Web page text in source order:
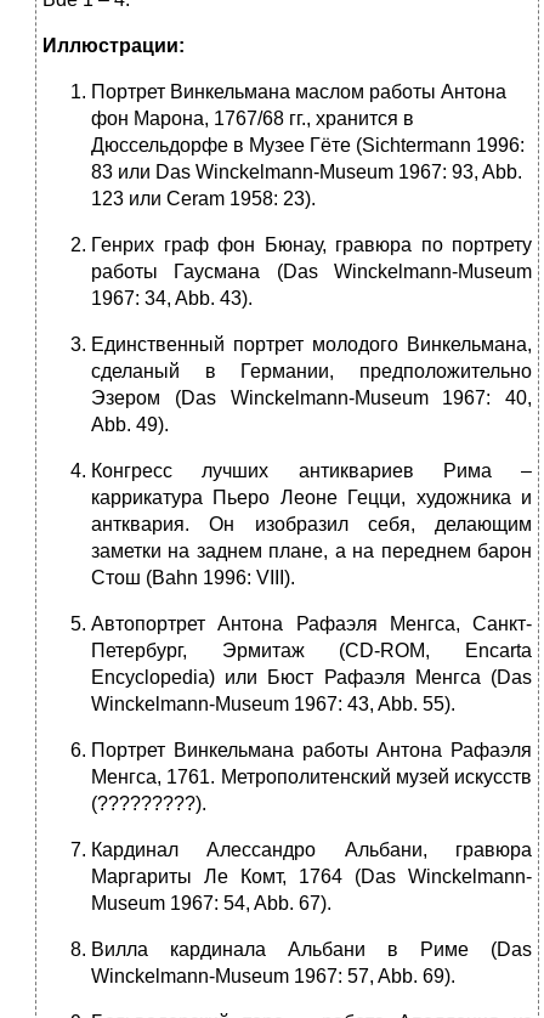
Иллюстрации:
Портрет Винкельмана маслом работы Антона
фон Марона, 1767/68 гг., хранится в
Дюссельдорфе в Музее Гёте (Sichtermann 1996:
83 или Das Winckelmann-Museum 1967: 93, Abb.
123 или Ceram 1958: 23).
Генрих граф фон Бюнау, гравюра по портрету
работы Гаусмана (Das Winckelmann-Museum
1967: 34, Abb. 43).
Единственный портрет молодого Винкельмана,
сделаный в Германии, предположительно
Эзером (Das Winckelmann-Museum 1967: 40,
Abb. 49).
Конгресс лучших антиквариев Рима –
каррикатура Пьеро Леоне Гецци, художника и
антквария. Он изобразил себя, делающим
заметки на заднем плане, а на переднем барон
Стош (Bahn 1996: VIII).
Автопортрет Антона Рафаэля Менгса, Санкт-
Петербург, Эрмитаж (CD-ROM, Encarta
Encyclopedia) или Бюст Рафаэля Менгса (Das
Winckelmann-Museum 1967: 43, Abb. 55).
Портрет Винкельмана работы Антона Рафаэля
Менгса, 1761. Метрополитенский музей искусств
(?????????).
Кардинал Алессандро Альбани, гравюра
Маргариты Ле Комт, 1764 (Das Winckelmann-
Museum 1967: 54, Abb. 67).
Вилла кардинала Альбани в Риме (Das
Winckelmann-Museum 1967: 57, Abb. 69).